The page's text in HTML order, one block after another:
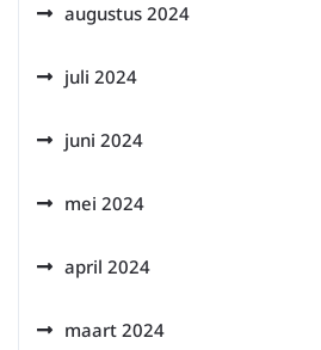
augustus 2024
juli 2024
juni 2024
mei 2024
april 2024
maart 2024